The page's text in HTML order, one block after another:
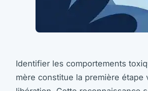
Identifier les comportements
mère constitue la première étape